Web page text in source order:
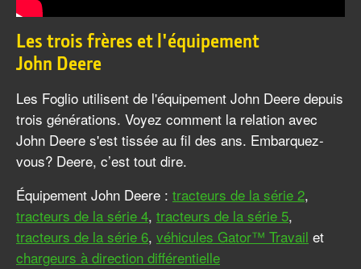
Les trois frères et l'équipement
John Deere
Les Foglio utilisent de l'équipement John Deere depuis
trois générations. Voyez comment la relation avec
John Deere s'est tissée au fil des ans. Embarquez-
vous? Deere, c’est tout dire.
Équipement John Deere : tracteurs de la série 2,
tracteurs de la série 4, tracteurs de la série 5,
tracteurs de la série 6, véhicules Gator™ Travail et
chargeurs à direction différentielle